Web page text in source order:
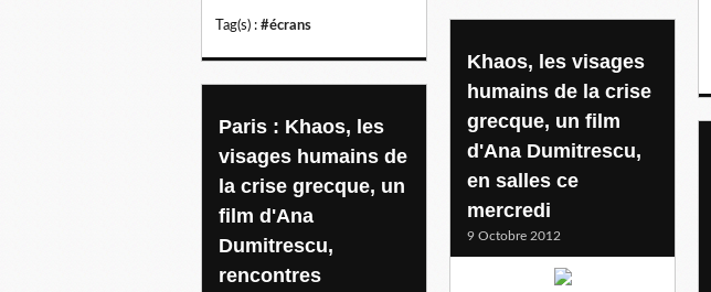
Tag(s) : #écrans
Khaos, les visages
humains de la crise
grecque, un film
d'Ana Dumitrescu,
en salles ce
mercredi
9 Octobre 2012
Paris : Khaos, les
visages humains de
la crise grecque, un
film d'Ana
Dumitrescu,
rencontres